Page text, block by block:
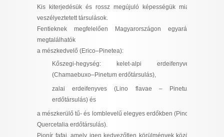
Kis kiterjedésük és rossz megújuló képességük miatt
veszélyeztetett társulások.
Fentieknek megfelelően Magyarországon egyaránt
megtalálhatók
a mészkedvelő (Erico–Pinetea):
Kőszegi-hegység: kelet-alpi erdeifenyves
(Chamaebuxo–Pinetum erdőtársulás),
zalai erdeifenyves (Lino flavae – Pinetum
erdőtársulás) és
a mészkerülő tű- és lomblevelű elegyes erdőkben (Pino–
Quercetalia erdőtársulás).
Pionír fafaj, amely igen kedvezőtlen körülmények között